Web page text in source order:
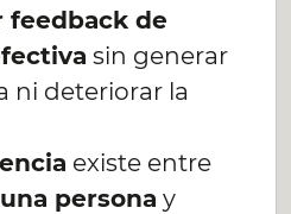
feedback de
sin generar
ni deteriorar la
existe entre
persona y